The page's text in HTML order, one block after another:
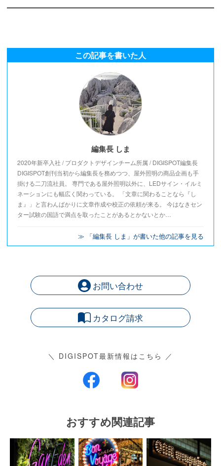
この記事を書いた人
編集長 しま
2020年新卒入社 / プロダクトデザインチーム所属 / DIGISPOT編集長
DIGISPOT創刊当初から編集長を務めつつ、屋外照明の商品企画も手
掛ける二刀流社員。 専門である屋外照明以外に、LEDサイン・イルミ
ネーションにも幅広く関わっている。 「文章に関わることなら『し
ま』」と言わんばかりに文章作成や校正の依頼が来る。 今はなきセン
ター試験の国語で満点を取ったことがあるとかないとか…
≫ 「編集長 しま」が書いた他の記事を見る
お問い合わせ
カタログ請求
＼ DIGISPOT最新情報はこちら ／
おすすめ関連記事